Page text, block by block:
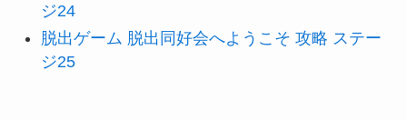
ジ24
脱出ゲーム 脱出同好会へようこそ 攻略 ステー
ジ25